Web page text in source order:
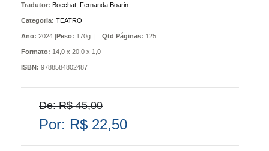
Tradutor: Boechat, Fernanda Boarin
Categoria: TEATRO
Ano: 2024 |Peso: 170g. | Qtd Páginas: 125
Formato: 14,0 x 20,0 x 1,0
ISBN: 9788584802487
De: R$ 45,00
Por: R$ 22,50